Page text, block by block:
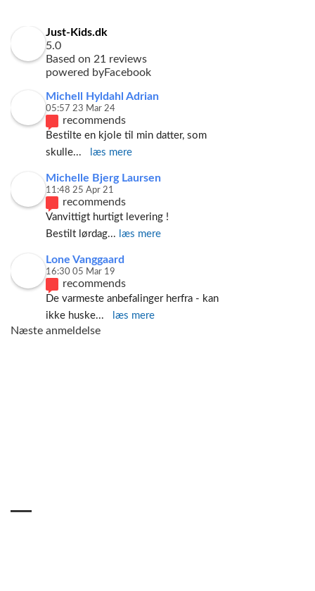
Just-Kids.dk
5.0
Based on 21 reviews
powered byFacebook
Michell Hyldahl Adrian
05:57 23 Mar 24
recommends
Bestilte en kjole til min datter, som
skulle... læs mere
Michelle Bjerg Laursen
11:48 25 Apr 21
recommends
Vanvittigt hurtigt levering !
Bestilt lørdag... læs mere
Lone Vanggaard
16:30 05 Mar 19
recommends
De varmeste anbefalinger herfra - kan
ikke huske... læs mere
Næste anmeldelse